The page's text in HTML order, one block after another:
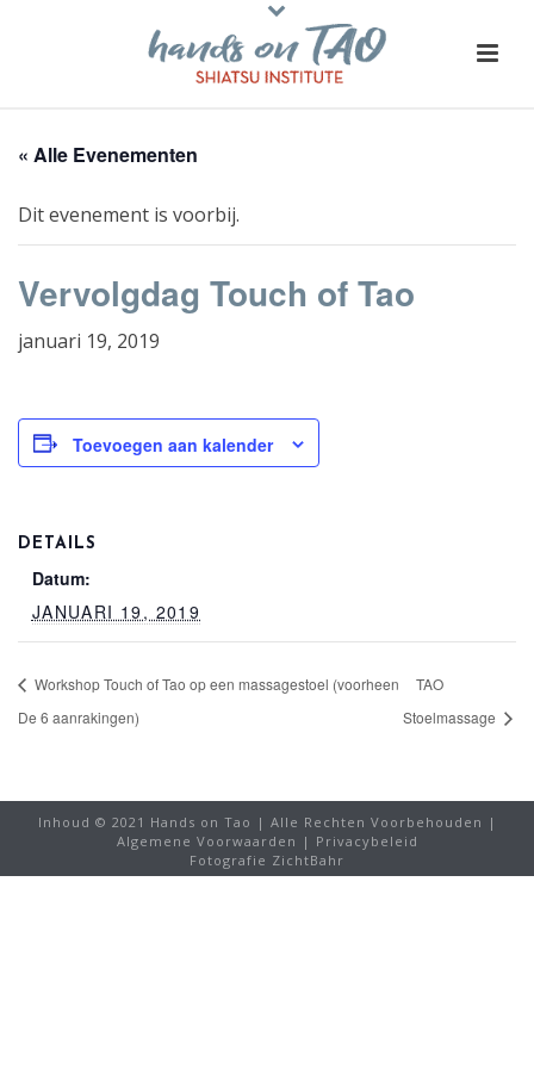
« Alle Evenementen
Dit evenement is voorbij.
Vervolgdag Touch of Tao
januari 19, 2019
Toevoegen aan kalender
DETAILS
Datum:
JANUARI 19, 2019
Workshop Touch of Tao op een massagestoel (voorheen
De 6 aanrakingen)
TAO
Stoelmassage
Inhoud © 2021 Hands on Tao | Alle Rechten Voorbehouden |
Algemene Voorwaarden | Privacybeleid
Fotografie ZichtBahr